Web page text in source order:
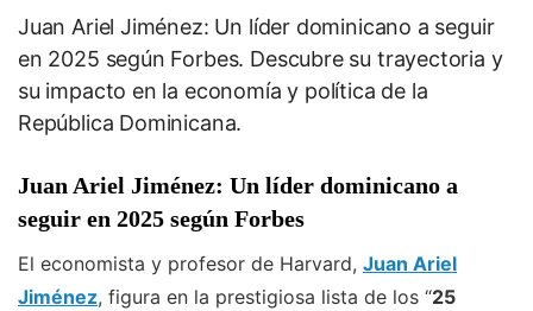
Juan Ariel Jiménez: Un líder dominicano a seguir
en 2025 según Forbes. Descubre su trayectoria y
su impacto en la economía y política de la
República Dominicana.
Juan Ariel Jiménez: Un líder dominicano a
seguir en 2025 según Forbes
El economista y profesor de Harvard, Juan Ariel
Jiménez, figura en la prestigiosa lista de los “25